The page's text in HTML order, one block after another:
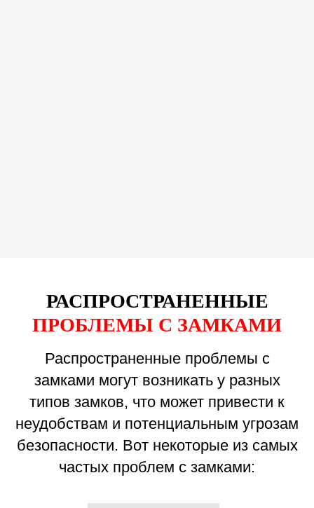
РАСПРОСТРАНЕННЫЕ
ПРОБЛЕМЫ С ЗАМКАМИ
Распространенные проблемы с
замками могут возникать у разных
типов замков, что может привести к
неудобствам и потенциальным угрозам
безопасности. Вот некоторые из самых
частых проблем с замками: